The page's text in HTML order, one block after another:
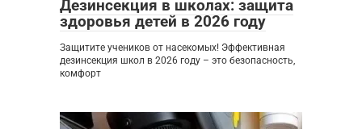
Дезинсекция в школах: защита
здоровья детей в 2026 году
Защитите учеников от насекомых! Эффективная
дезинсекция школ в 2026 году – это безопасность,
комфорт